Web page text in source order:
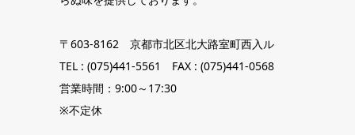
〒603-8162 京都市北区北大路室町西入ル
TEL : (075)441-5561 FAX : (075)441-0568
営業時間：9:00～17:30
※不定休